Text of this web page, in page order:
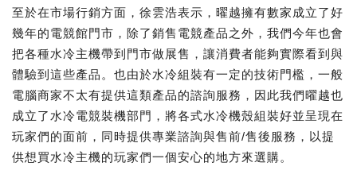
至於在市場行銷方面，徐雲浩表示，曜越擁有數家成立了好
幾年的電競館門市，除了銷售電競產品之外，我們今年也會
把各種水冷主機帶到門市做展售，讓消費者能夠實際看到與
體驗到這些產品。也由於水冷組裝有一定的技術門檻，一般
電腦商家不太有提供這類產品的諮詢服務，因此我們曜越也
成立了水冷電競裝機部門，將各式水冷機殼組裝好並呈現在
玩家們的面前，同時提供專業諮詢與售前/售後服務，以提
供想買水冷主機的玩家們一個安心的地方來選購。